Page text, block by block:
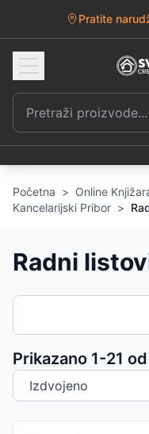
Pratite
Početna > Online
Kancelarijski Pribor >
Radni
Prikazano 1-21 od
Sortiranje proizvoda